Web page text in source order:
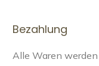
Bezahlung
Alle Waren